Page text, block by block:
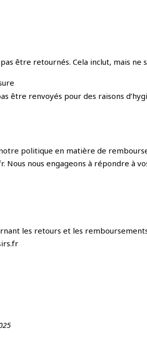
être retournés. Cela inclut, mais ne
être renvoyés pour des raisons
politique en matière de
Nous nous engageons à répondre à
les retours et les